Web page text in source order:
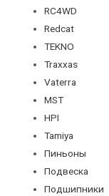
RC4WD
Redcat
TEKNO
Traxxas
Vaterra
MST
HPI
Tamiya
Пиньоны
Подвеска
Подшипники